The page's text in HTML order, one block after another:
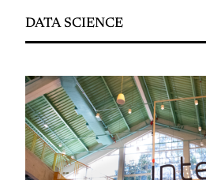
DATA SCIENCE